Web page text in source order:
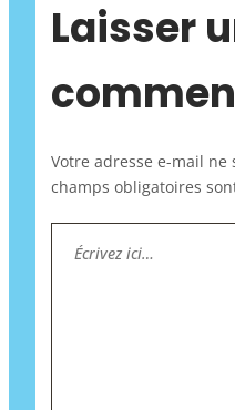
Laisser
Votre adresse e-mail ne
champs obligatoires
ici…